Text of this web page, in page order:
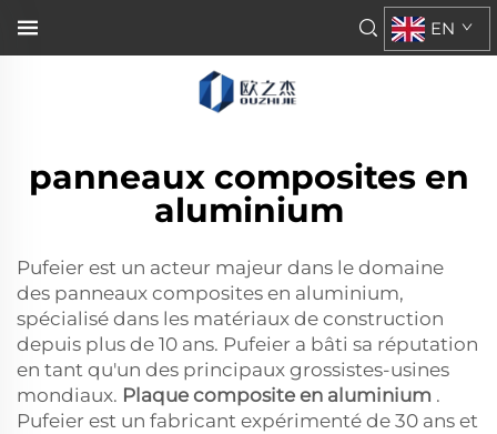
EN
panneaux composites en
aluminium
Pufeier est un acteur majeur dans le domaine
des panneaux composites en aluminium,
spécialisé dans les matériaux de construction
depuis plus de 10 ans. Pufeier a bâti sa réputation
en tant qu'un des principaux grossistes-usines
mondiaux. Plaque composite en aluminium .
Pufeier est un fabricant expérimenté de 30 ans et